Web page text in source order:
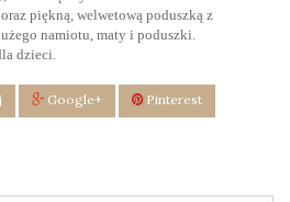
piękną, welwetową poduszką z
namiotu, maty i poduszki.
dzieci.
Google+ Pinterest